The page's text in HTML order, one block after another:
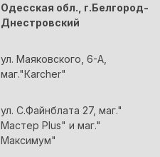
Одесская обл., г.Белгород-
Днестровский
ул. Маяковского, 6-А,
маг."Кarcher"
ул. С.Файнблата 27, маг."
Мастер Plus" и маг."
Максимум"